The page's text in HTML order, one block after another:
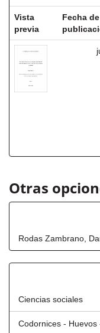
Vista
previa
Fecha de
Otras
Rodas Zambrano,
Ciencias sociales
Codornices - Huevos